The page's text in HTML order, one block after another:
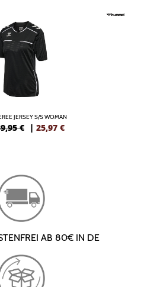
JERSEY S/S WOMAN
€ | 25,97 €
AB 80€ IN DE